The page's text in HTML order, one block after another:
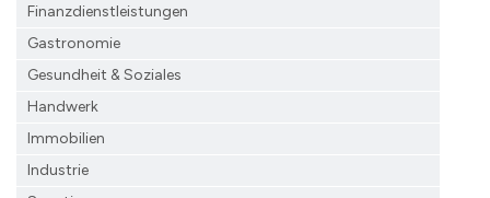
Finanzdienst­leistungen
Gastronomie
Gesundheit & Soziales
Handwerk
Immobilien
Industrie